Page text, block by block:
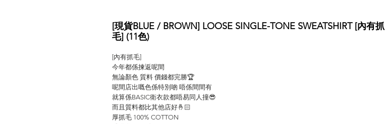
[現貨BLUE / BROWN] LOOSE SINGLE-TONE SWEATSHIRT [內有抓
毛] (11色)
[內有抓毛]
今年都係揀返呢間
無論顏色 質料 價錢都完勝🏆
呢間店出嘅色係特別啲 唔係間間有
就算係BASIC衛衣款都唔易同人撞😎
而且質料都比其他店好🤞🏻
厚抓毛 100% COTTON